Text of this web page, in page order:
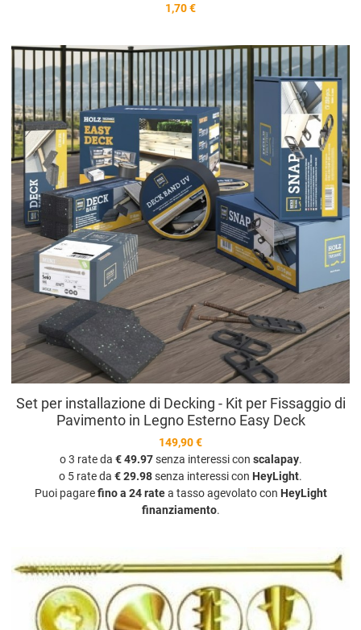
1,70 €
Set per installazione di Decking - Kit per Fissaggio di
Pavimento in Legno Esterno Easy Deck
149,90 €
o 3 rate da € 49.97senza interessi con scalapay.
o 5 rate da € 29.98senza interessi con HeyLight.
Puoi pagarefino a 24 ratea tasso agevolato con HeyLight
finanziamento.